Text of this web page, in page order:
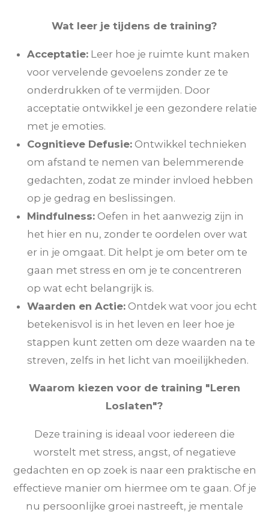
Wat leer je tijdens de training?
Acceptatie: Leer hoe je ruimte kunt maken
voor vervelende gevoelens zonder ze te
onderdrukken of te vermijden. Door
acceptatie ontwikkel je een gezondere relatie
met je emoties.
Cognitieve Defusie: Ontwikkel technieken
om afstand te nemen van belemmerende
gedachten, zodat ze minder invloed hebben
op je gedrag en beslissingen.
Mindfulness: Oefen in het aanwezig zijn in
het hier en nu, zonder te oordelen over wat
er in je omgaat. Dit helpt je om beter om te
gaan met stress en om je te concentreren
op wat echt belangrijk is.
Waarden en Actie: Ontdek wat voor jou echt
betekenisvol is in het leven en leer hoe je
stappen kunt zetten om deze waarden na te
streven, zelfs in het licht van moeilijkheden.
Waarom kiezen voor de training "Leren
Loslaten"?
Deze training is ideaal voor iedereen die
worstelt met stress, angst, of negatieve
gedachten en op zoek is naar een praktische en
effectieve manier om hiermee om te gaan. Of je
nu persoonlijke groei nastreeft, je mentale